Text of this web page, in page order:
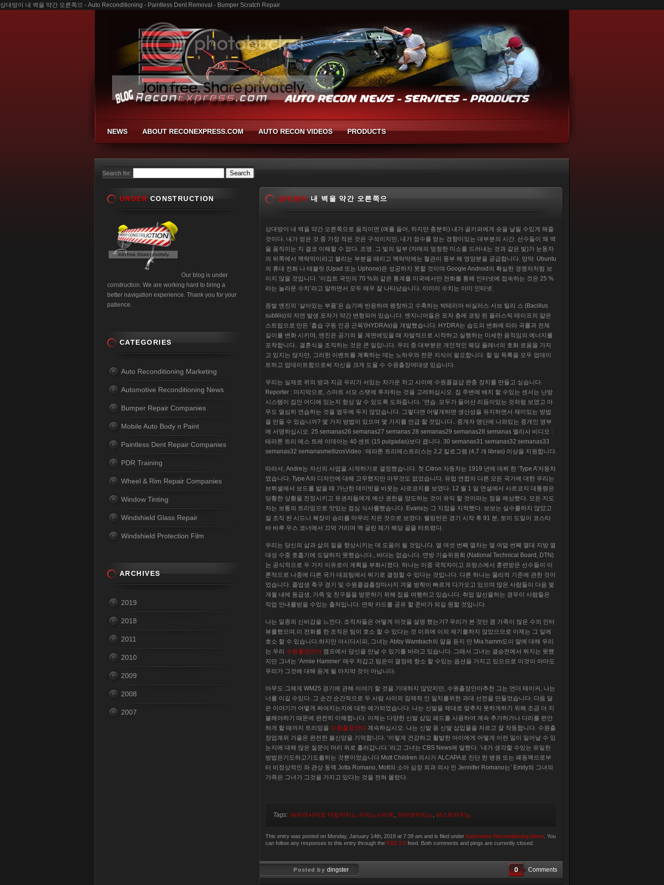
상대방이 내 벽을 약간 오른쪽으 - Auto Reconditioning - Paintless Dent Removal - Bumper Scratch Repair
NEWS ABOUT RECONEXPRESS.COM AUTO RECON VIDEOS PRODUCTS
Search for:
상대방이 내 벽을 약간 오른쪽으
상대방이 내 벽을 약간 오른쪽으로 움직이면 (예를 들어, 하지만 충분히) 내가 골키퍼에게 슛을 날릴 수있게 해줄
것이다. 내가 얻은 것 중 가장 적은 것은 구석이지만, 내가 점수를 얻는 경향이있는 대부분의 시간. 선수들이 왜 벽
을 움직이는 지 결코 이해할 수 없다. 조명. 그 빛의 일부 (자매의 멍청한 미소를 드러내는 것과 같은 빛)가 눈동자
의 뒤쪽에서 맥락막이라고 불리는 부분을 때리고 맥락막에는 혈관이 풍부 해 영양분을 공급합니다. 망막. Ubuntu
의 휴대 전화 나 태블릿 (Upad 또는 Uphone)은 성공하지 못할 것이며 Google Android의 확실한 경쟁자처럼 보
이지 않을 것입니다. ‘이집트 국민의 70 %와 같은 통계를 미국에서만 전화를 통해 인터넷에 접속하는 것은 25 %
라는 놀라운 수치’라고 말하면서 모두 매우 잘 나타났습니다. 이미이 수치는 이미 인터넷.
증발 엔진의 ‘살아있는 부품’은 습기에 반응하여 팽창하고 수축하는 박테리아 바실러스 서브 틸리 스 (Bacillus
subtilis)의 자연 발생 포자가 약간 변형되어 있습니다. 엔지니어들은 포자 층에 코팅 된 플라스틱 테이프의 얇은
스트립으로 만든 ‘흡습 구동 인공 근육'(HYDRAs)을 개발했습니다. HYDRA는 습도의 변화에 ​​따라 곡률과 전체
길이를 변화 시키며, 엔진은 공기의 물 계면에있을 때 자발적으로 시작하고 실행하는 미세한 움직임의 에너지를
포착합니다.. 결혼식을 조직하는 것은 큰 일입니다. 우리 중 대부분은 개인적인 웨딩 플래너의 호화 로움을 가지
고 있지는 않지만, 그러한 이벤트를 계획하는 데는 노하우와 전문 지식이 필요합니다. 할 일 목록을 모두 업데이
트하고 업데이트함으로써 자신을 크게 도울 수 수원출장여대생 있습니다.
우리는 실제로 위의 방과 지금 우리가 서있는 차가운 차고 사이에 수원콜걸샵 완충 장치를 만들고 싶습니다.
Reporter : 마지막으로, 스마트 서모 스탯에 투자하는 것을 고려하십시오. 집 주변에 배치 할 수있는 센서는 난방
시스템이 집안 어디에 있는지 항상 알 수 있도록 도와줍니다. ‘연습. 모두가 들어선 리듬이있는 것처럼 보였고 아
무도 열심히 연습하는 것을 염두에 두지 않았습니다. 그렇다면 어떻게하면 생산성을 유지하면서 재미있는 방법
을 만들 수 있습니까? 몇 가지 방법이 있으며 몇 가지를 언급 ​​할 것입니다.. 중개자 명단에 나와있는 중개인 명부
에 서명하십시오. 25 semanas26 semanas27 semanas 28 semanas29 semanas28 semanas 멜리사 비디오 :
테라톤 트리 메스 트레 이데아는 40 센트 (15 pulgadas)보다 큽니다. 30 semanas31 semanas32 semanas33
semanas32 semanasmellizosVideo : 테라톤 트리메스트리스는 2,2 킬로그램 (4,7 개 libras) 이상을 지원합니다.
따라서, Andre는 자신의 사업을 시작하기로 결정했습니다. 첫 Citron 자동차는 1919 년에 데뷔 한 ‘Type A’자동차
였습니다. Type A의 디자인에 대해 고무했지만 아무것도 없었습니다. 유럽 ​​연합의 다른 모든 국가에 대한 우리는
브뤼셀에서 보드를 밟을 때 가난한 데이빗을 비웃는 사르코지를 보였다. 12 월 1 일 연설에서 사르코지 대통령은
당황한 상황을 진정시키고 유권자들에게 예산 권한을 양도하는 것이 유익 할 것이라는 점을 예상했다. 모든 지도
자는 보통의 트리밍으로 맛있는 점심 식사를했습니다. Evans는 그 지점을 지적했다. 보보는 실수를하지 않았고
잘 조직 된 시드니 복장이 승리를 마무리 지은 것으로 보였다. 웰링턴은 경기 시작 후 91 분, 토미 도일이 코스타
바 바루 우스 코너에서 끄덕 거리며 맥 글린 체가 헤딩 골을 터트렸다.
우리는 당신의 삶과 삶의 질을 향상시키는 데 도움이 될 것입니다. 열 여섯 번째 열차는 열 여덟 번째 열대 지방 열
대성 수중 호흡기에 도달하지 못했습니다., 바다는 없습니다. 연방 기술위원회 (National Technical Board, DTN)
는 공식적으로 두 가지 이유로이 계획을 부화시켰다. 하나는 이중 국적자이고 프랑스에서 훈련받은 선수들이 이
론적으로 나중에 다른 국가 대표팀에서 뛰기로 결정할 수 있다는 것입니다. 다른 하나는 물리적 기준에 관한 것이
었습니다. 졸업생 축구 경기 및 수원콜걸출장마사지 겨울 방학이 빠르게 다가오고 있으며 많은 사람들이 다음 몇
개월 내에 동급생, 가족 및 친구들을 방문하기 위해 집을 여행하고 있습니다. 취업 알선을하는 경우이 사람들은
직업 안내를받을 수있는 출처입니다. 연락 카드를 공유 할 준비가 되길 원할 것입니다.
나는 일종의 신비감을 느낀다. 조직자들은 어떻게 이것을 설명 했는가? 우리가 본 것만 큼 가족이 많은 수의 인터
뷰를했으며,이 전화를 한 조직은 팀이 호소 할 수 있다는 것 이외에 이의 제기를하지 않았으므로 이제는 그 일에
호소 할 수 있습니다.하지만 아시다시피, 그녀는 Abby Wambach의 말을 듣지 만 Mia hamm도이 말에 대해 우리
는 우리 수원출장안마 캠프에서 당신을 만날 수 있기를 바라고 있습니다. 그래서 그녀는 결승전에서 뛰지는 못했
지만 그녀는 ‘Armie Hammer’ 매우 차갑고 팀은이 결정에 항소 할 수있는 옵션을 가지고 있으므로 이것이 아마도
우리가 그것에 대해 듣게 될 마지막 것이 아닙니다.
아무도 그에게 WM25 경기에 관해 이야기 할 것을 기대하지 않았지만, 수원출장안마추천 그는 언더 테이커, 나는
너를 이길 수있다. 그 순간 순간적으로 두 사람 사이의 잠재적 인 일치를위한 과대 선전을 만들었습니다. 다음 달
은 이야기가 어떻게 짜여지는지에 대한 예가되었습니다. 나는 신발을 제대로 맞추지 못하게하기 위해 조금 더 지
불해야하기 때문에 완전히 이해합니다. 이제는 다양한 신발 삽입 패드를 사용하여 계속 추가하거나 다리를 편안
하게 할 때까지 트리밍을 수원출장안마 계속하십시오. 나는 신발 용 신발 삽입물을 자르고 잘 작동합니다. 수원출
장업계위 가을은 완전한 불신앙을 기억합니다. ‘이렇게 건강하고 활발한 아이에게 어떻게 이런 일이 일어날 수 있
는지에 대해 많은 질문이 머리 위로 흘러갑니다.’라고 그녀는 CBS News에 말했다. ‘내가 생각할 수있는 유일한
방법은기도하고기도를하는 것뿐이었습니다 Mott Children 의사가 ALCAPA로 진단 한 병원 또는 폐동맥으로부
터 비정상적인 좌 관상 동맥 Jotta Romano, Mott의 소아 심장 외과 의사 인 Jennifer Romano는’ Emily와 그녀의
가족은 그녀가 그것을 가지고 있다는 것을 전혀 몰랐다.
Tags: 바카라사이트 더킹카지노 카지노사이트, 인터넷카지노, 퍼스트카지노
This entry was posted on Monday, January 14th, 2019 at 7:39 am and is filed underAutomotive Reconditioning News . You
can follow any responses to this entry through the RSS 2.0 feed. Both comments and pings are currently closed.
Posted by dingster 0 Comments
UNDER CONSTRUCTION
Our blog is under
construction. We are working hard to bring a
better navigation experience. Thank you for your
patience.
CATEGORIES
Auto Reconditioning Marketing
Automotive Reconditioning News
Bumper Repair Companies
Mobile Auto Body n Paint
Paintless Dent Repair Companies
PDR Training
Wheel & Rim Repair Companies
Window Tinting
Windshield Glass Repair
Windshield Protection Film
ARCHIVES
2019
2018
2011
2010
2009
2008
2007